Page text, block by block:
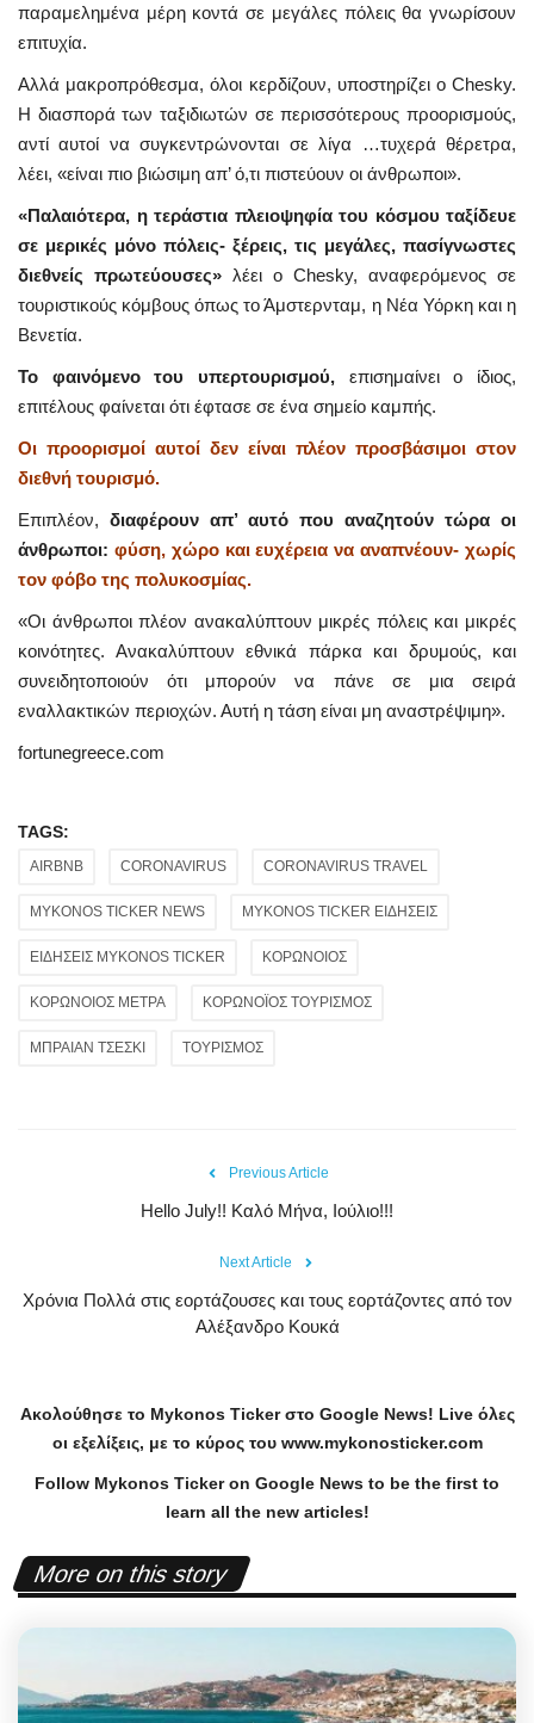
παραμελημένα μέρη κοντά σε μεγάλες πόλεις θα γνωρίσουν
επιτυχία.
Αλλά μακροπρόθεσμα, όλοι κερδίζουν, υποστηρίζει ο Chesky.
Η διασπορά των ταξιδιωτών σε περισσότερους προορισμούς,
αντί αυτοί να συγκεντρώνονται σε λίγα …τυχερά θέρετρα,
λέει, «είναι πιο βιώσιμη απ’ ό,τι πιστεύουν οι άνθρωποι».
«Παλαιότερα, η τεράστια πλειοψηφία του κόσμου ταξίδευε
σε μερικές μόνο πόλεις- ξέρεις, τις μεγάλες, πασίγνωστες
διεθνείς πρωτεύουσες» λέει ο Chesky, αναφερόμενος σε
τουριστικούς κόμβους όπως το Άμστερνταμ, η Νέα Υόρκη και η
Βενετία.
Το φαινόμενο του υπερτουρισμού, επισημαίνει ο ίδιος,
επιτέλους φαίνεται ότι έφτασε σε ένα σημείο καμπής.
Οι προορισμοί αυτοί δεν είναι πλέον προσβάσιμοι στον
διεθνή τουρισμό.
Επιπλέον, διαφέρουν απ’ αυτό που αναζητούν τώρα οι
άνθρωποι: φύση, χώρο και ευχέρεια να αναπνέουν- χωρίς
τον φόβο της πολυκοσμίας.
«Οι άνθρωποι πλέον ανακαλύπτουν μικρές πόλεις και μικρές
κοινότητες. Ανακαλύπτουν εθνικά πάρκα και δρυμούς, και
συνειδητοποιούν ότι μπορούν να πάνε σε μια σειρά
εναλλακτικών περιοχών. Αυτή η τάση είναι μη αναστρέψιμη».
fortunegreece.com
TAGS:
AIRBNB CORONAVIRUS CORONAVIRUS TRAVEL
MYKONOS TICKER NEWS MYKONOS TICKER ΕΙΔΗΣΕΙΣ
ΕΙΔΗΣΕΙΣ MYKONOS TICKER ΚΟΡΩΝΟΙΟΣ
ΚΟΡΩΝΟΙΟΣ ΜΕΤΡΑ ΚΟΡΩΝΟΪΟΣ ΤΟΥΡΙΣΜΟΣ
ΜΠΡΑΙΑΝ ΤΣΕΣΚΙ ΤΟΥΡΙΣΜΟΣ
Previous Article
Hello July!! Καλό Μήνα, Ιούλιο!!!
Next Article
Χρόνια Πολλά στις εορτάζουσες και τους εορτάζοντες από τον
Αλέξανδρο Κουκά
Ακολούθησε το Mykonos Tickerστο Google News! Liveόλες
οι εξελίξεις, με το κύρος του www.mykonosticker.com
Follow Mykonos Ticker on Google News to be the first to
learn all the new articles!
More on this story